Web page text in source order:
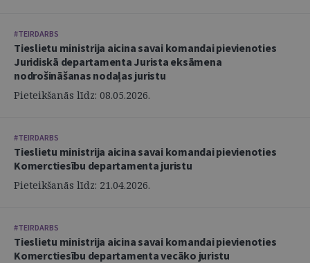
#TEIRDARBS
Tieslietu ministrija aicina savai komandai pievienoties
Juridiskā departamenta Jurista eksāmena
nodrošināšanas nodaļas juristu
Pieteikšanās līdz: 08.05.2026.
#TEIRDARBS
Tieslietu ministrija aicina savai komandai pievienoties
Komerctiesību departamenta juristu
Pieteikšanās līdz: 21.04.2026.
#TEIRDARBS
Tieslietu ministrija aicina savai komandai pievienoties
Komerctiesību departamenta vecāko juristu